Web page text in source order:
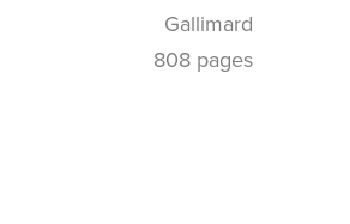
Gallimard
808 pages